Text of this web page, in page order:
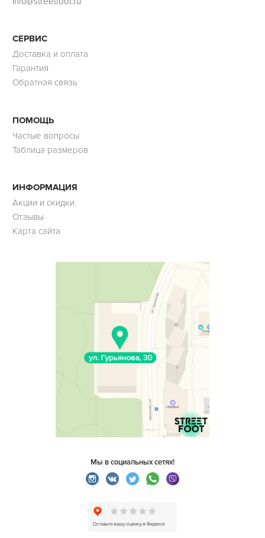
СЕРВИС
Доставка и оплата
Гарантия
Обратная связь
ПОМОЩЬ
Частые вопросы
Таблица размеров
ИНФОРМАЦИЯ
Акции и скидки
Отзывы
Карта сайта
Мы в социальных сетях!